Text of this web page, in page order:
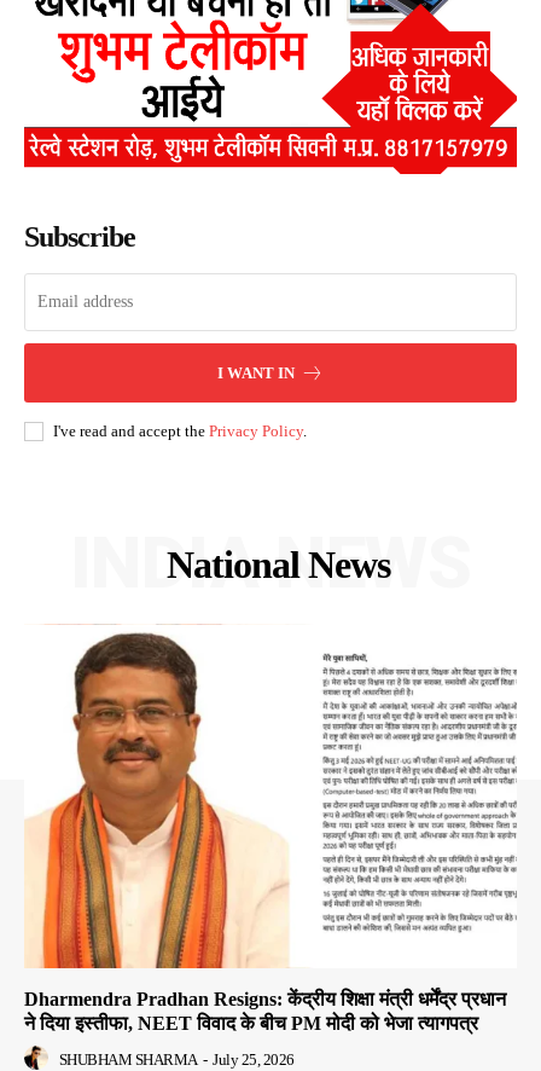
Subscribe
I WANT IN
I've read and accept the Privacy Policy.
National News
INDIA NEWS
Dharmendra Pradhan Resigns: केंद्रीय शिक्षा मंत्री धर्मेंद्र प्रधान
ने दिया इस्तीफा, NEET विवाद के बीच PM मोदी को भेजा त्यागपत्र
SHUBHAM SHARMA - July 25, 2026